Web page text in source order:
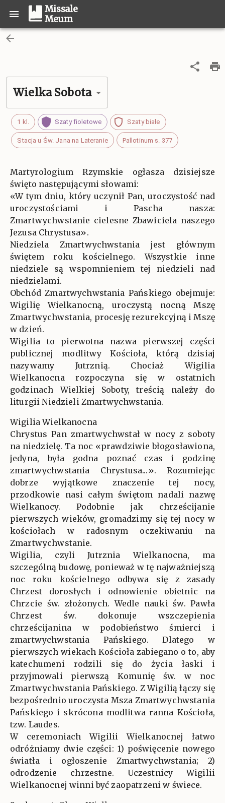
Missale
Meum
Wielka Sobota
1 kl. Szaty fioletowe Szaty białe
Stacja u Św. Jana na Lateranie Pallotinum s. 377
Martyrologium Rzymskie ogłasza dzisiejsze
święto następującymi słowami:
«W tym dniu, który uczynił Pan, uroczystość nad
uroczystościami i Pascha nasza:
Zmartwychwstanie cielesne Zbawiciela naszego
Jezusa Chrystusa».
Niedziela Zmartwychwstania jest głównym
świętem roku kościelnego. Wszystkie inne
niedziele są wspomnieniem tej niedzieli nad
niedzielami.
Obchód Zmartwychwstania Pańskiego obejmuje:
Wigilię Wielkanocną, uroczystą nocną Mszę
Zmartwychwstania, procesję rezurekcyjną i Mszę
w dzień.
Wigilia to pierwotna nazwa pierwszej części
publicznej modlitwy Kościoła, którą dzisiaj
nazywamy Jutrznią. Chociaż Wigilia
Wielkanocna rozpoczyna się w ostatnich
godzinach Wielkiej Soboty, treścią należy do
liturgii Niedzieli Zmartwychwstania.
Wigilia Wielkanocna
Chrystus Pan zmartwychwstał w nocy z soboty
na niedzielę. Ta noc «prawdziwie błogosławiona,
jedyna, była godna poznać czas i godzinę
zmartwychwstania Chrystusa...». Rozumiejąc
dobrze wyjątkowe znaczenie tej nocy,
przodkowie nasi całym świętom nadali nazwę
Wielkanocy. Podobnie jak chrześcijanie
pierwszych wieków, gromadzimy się tej nocy w
kościołach w radosnym oczekiwaniu na
Zmartwychwstanie.
Wigilia, czyli Jutrznia Wielkanocna, ma
szczególną budowę, ponieważ w tę najważniejszą
noc roku kościelnego odbywa się z zasady
Chrzest dorosłych i odnowienie obietnic na
Chrzcie św. złożonych. Wedle nauki św. Pawła
Chrzest św. dokonuje wszczepienia
chrześcijanina w podobieństwo śmierci i
zmartwychwstania Pańskiego. Dlatego w
pierwszych wiekach Kościoła zabiegano o to, aby
katechumeni rodzili się do życia łaski i
przyjmowali pierwszą Komunię św. w noc
Zmartwychwstania Pańskiego. Z Wigilią łączy się
bezpośrednio uroczysta Msza Zmartwychwstania
Pańskiego i skrócona modlitwa ranna Kościoła,
tzw. Laudes.
W ceremoniach Wigilii Wielkanocnej łatwo
odróżniamy dwie części: 1) poświęcenie nowego
światła i ogłoszenie Zmartwychwstania; 2)
odrodzenie chrzestne. Uczestnicy Wigilii
Wielkanocnej winni być zaopatrzeni w świece.